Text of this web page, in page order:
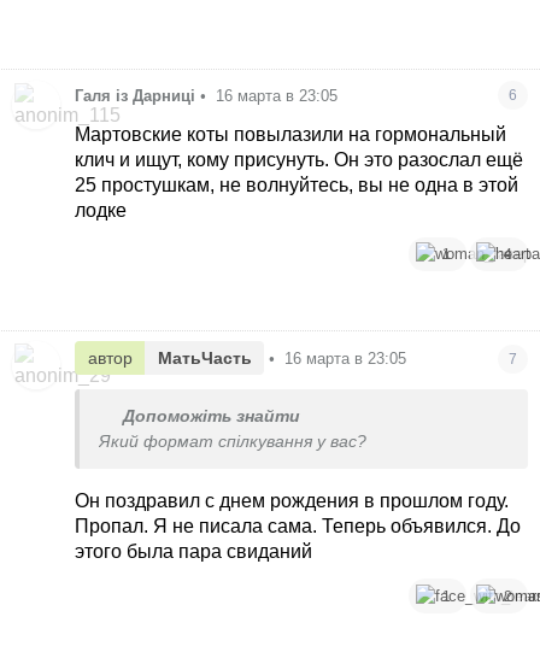
Галя із Дарниці • 16 марта в 23:05 6
Мартовские коты повылазили на гормональный
клич и ищут, кому присунуть. Он это разослал ещё
25 простушкам, не волнуйтесь, вы не одна в этой
лодке
1 4
автор МатьЧасть • 16 марта в 23:05 7
Допоможіть знайти
Який формат спілкування у вас?
Он поздравил с днем рождения в прошлом году.
Пропал. Я не писала сама. Теперь объявился. До
этого была пара свиданий
1 2